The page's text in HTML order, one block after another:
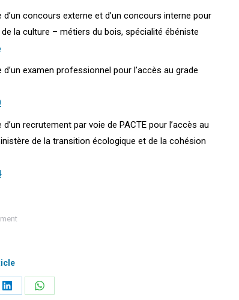
concours externe et d’un concours interne pour
la culture – métiers du bois, spécialité ébéniste
examen professionnel pour l’accès au grade
recrutement par voie de PACTE pour l’accès au
de la transition écologique et de la cohésion
PartagerPartager